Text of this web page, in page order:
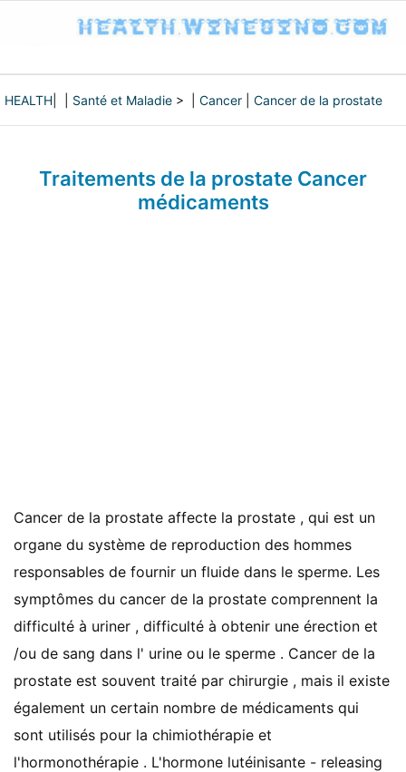
HEALTH Santé et Maladie > | Cancer Cancer de la prostate
Traitements de la prostate Cancer
médicaments
Cancer de la prostate affecte la prostate , qui est un
organe du système de reproduction des hommes
responsables de fournir un fluide dans le sperme. Les
symptômes du cancer de la prostate comprennent la
difficulté à uriner , difficulté à obtenir une érection et
/ou de sang dans l' urine ou le sperme . Cancer de la
prostate est souvent traité par chirurgie , mais il existe
également un certain nombre de médicaments qui
sont utilisés pour la chimiothérapie et
l'hormonothérapie . L'hormone lutéinisante - releasing